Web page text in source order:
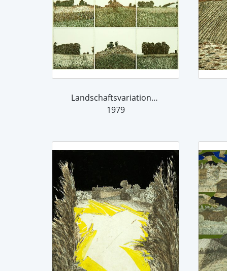
Landschaftsvariationen 79 III, Farbva...
1979